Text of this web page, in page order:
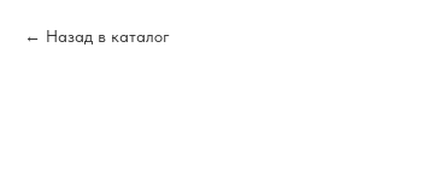
Назад в каталог